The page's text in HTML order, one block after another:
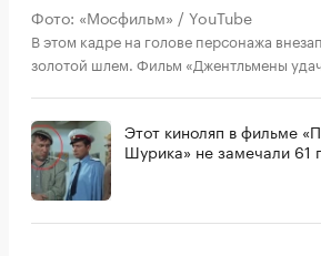
Фото: «Мосфильм» / YouTube
В этом кадре на голове персонажа
золотой шлем. Фильм «Джентльмены
Этот киноляп в фильме
Шурика» не замечали 61